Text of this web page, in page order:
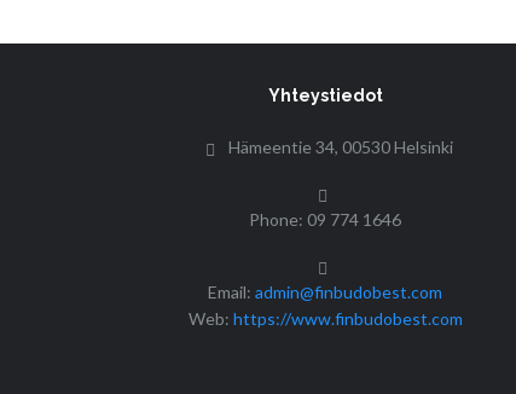
Yhteystiedot
Hämeentie 34, 00530 Helsinki
Phone: 09 774 1646
Email:admin@finbudobest.com
Web: https://www.finbudobest.com